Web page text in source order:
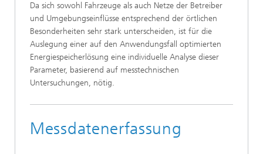
Da sich sowohl Fahrzeuge als auch Netze der Betreiber
und Umgebungseinflüsse entsprechend der örtlichen
Besonderheiten sehr stark unterscheiden, ist für die
Auslegung einer auf den Anwendungsfall optimierten
Energiespeicherlösung eine individuelle Analyse dieser
Parameter, basierend auf messtechnischen
Untersuchungen, nötig.
Messdatenerfassung